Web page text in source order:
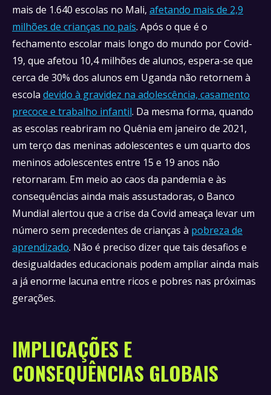
mais de 1.640 escolas no Mali, afetando mais de 2,9
milhões de crianças no país. Após o que é o
fechamento escolar mais longo do mundo por Covid-
19, que afetou 10,4 milhões de alunos, espera-se que
cerca de 30% dos alunos em Uganda não retornem à
escola devido à gravidez na adolescência, casamento
precoce e trabalho infantil. Da mesma forma, quando
as escolas reabriram no Quênia em janeiro de 2021,
um terço das meninas adolescentes e um quarto dos
meninos adolescentes entre 15 e 19 anos não
retornaram. Em meio ao caos da pandemia e às
consequências ainda mais assustadoras, o Banco
Mundial alertou que a crise da Covid ameaça levar um
número sem precedentes de crianças à pobreza de
aprendizado. Não é preciso dizer que tais desafios e
desigualdades educacionais podem ampliar ainda mais
a já enorme lacuna entre ricos e pobres nas próximas
gerações.
IMPLICAÇÕES E
CONSEQUÊNCIAS GLOBAIS